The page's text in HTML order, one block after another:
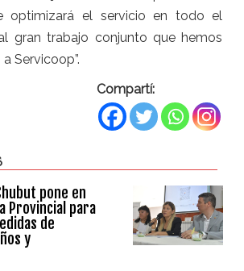
optimizará el servicio en todo el
gran trabajo conjunto que hemos
Servicoop”.
Compartí:
pone en
Provincial para
de
y